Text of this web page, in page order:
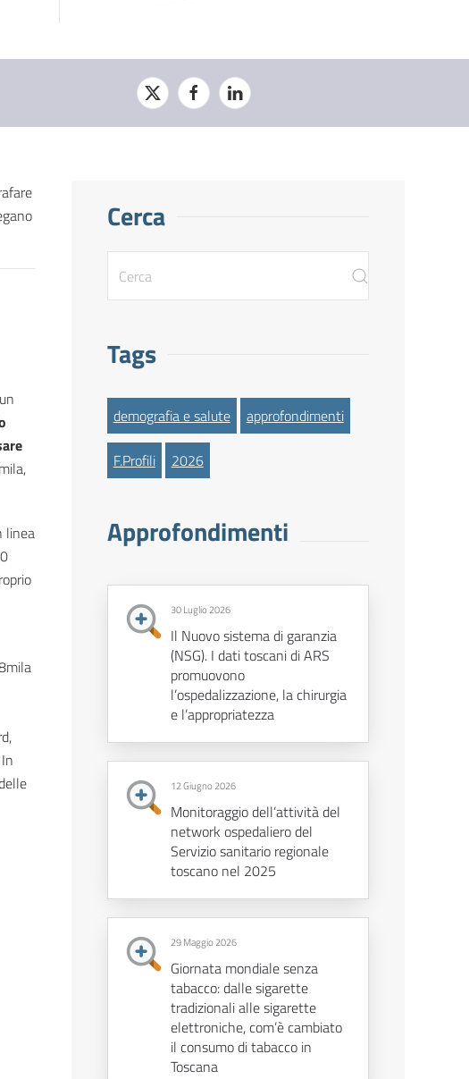
linea
Cerca
Tags
demografia e salute approfondimenti
F.Profili 2026
Approfondimenti
30 Luglio 2026
Il Nuovo sistema di garanzia
(NSG). I dati toscani di ARS
promuovono
l’ospedalizzazione, la chirurgia
e l’appropriatezza
12 Giugno 2026
Monitoraggio dell’attività del
network ospedaliero del
Servizio sanitario regionale
toscano nel 2025
29 Maggio 2026
Giornata mondiale senza
tabacco: dalle sigarette
tradizionali alle sigarette
elettroniche, com’è cambiato
il consumo di tabacco in
Toscana